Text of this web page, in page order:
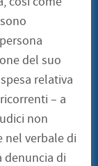
del suo
relativa
– a
non
nel verbale di
denuncia di